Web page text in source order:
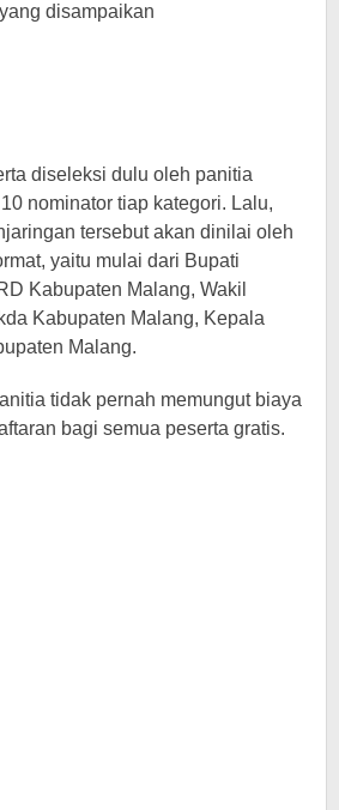
disampaikan
diseleksi dulu oleh panitia
nominator tiap kategori. Lalu,
tersebut akan dinilai oleh
yaitu mulai dari Bupati
Kabupaten Malang, Wakil
Kabupaten Malang, Kepala
Malang.
tidak pernah memungut biaya
bagi semua peserta gratis.